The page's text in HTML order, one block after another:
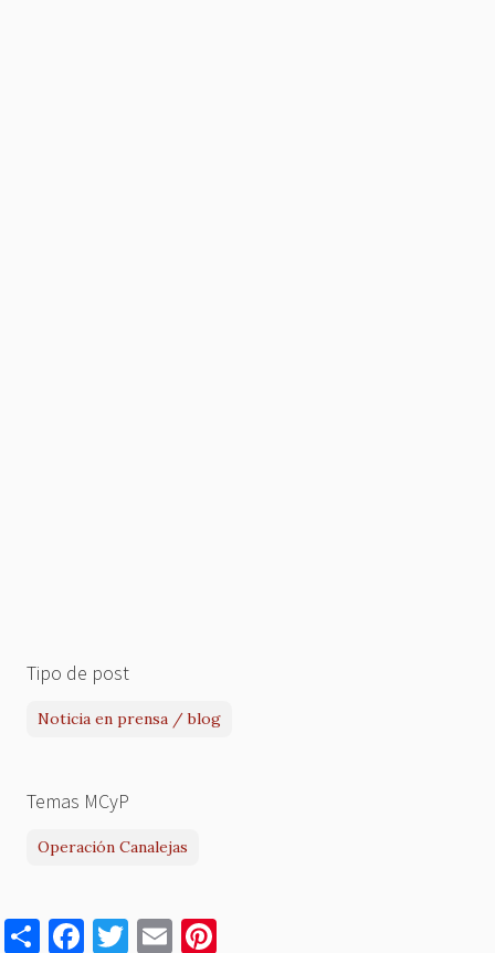
Tipo de post
Noticia en prensa / blog
Temas MCyP
Operación Canalejas
S F T E